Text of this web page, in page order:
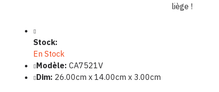
liège !
Stock:
En Stock
Modèle: CA7521V
Dim: 26.00cm x 14.00cm x 3.00cm